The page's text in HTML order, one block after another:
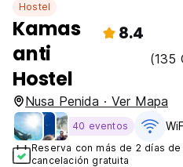
Hostel
Kamas
anti
Hostel
8.4
(135
Nusa Penida · Ver Mapa
40 eventos
Reserva con más de 2 días
cancelación gratuita